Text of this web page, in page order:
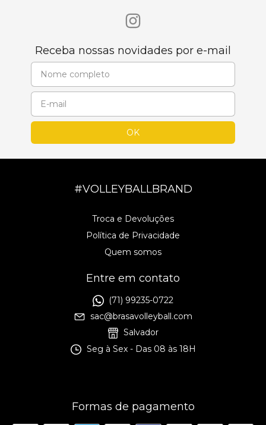
Receba nossas novidades por e-mail
#VOLLEYBALLBRAND
Troca e Devoluções
Política de Privacidade
Quem somos
Entre em contato
(71) 99235-0722
sac@brasavolleyball.com
Salvador
Seg à Sex - Das 08 às 18H
Formas de pagamento